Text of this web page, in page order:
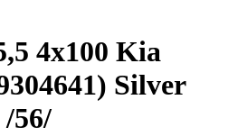
4x100 Kia
Silver
56/